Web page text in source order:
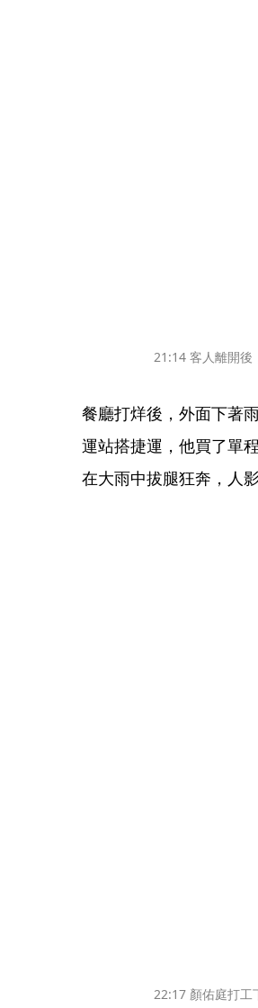
21:14 客人離開後
餐廳打烊後，外面下著
運站搭捷運，他買了單
在大雨中拔腿狂奔，人
22:17 顏佑庭打工